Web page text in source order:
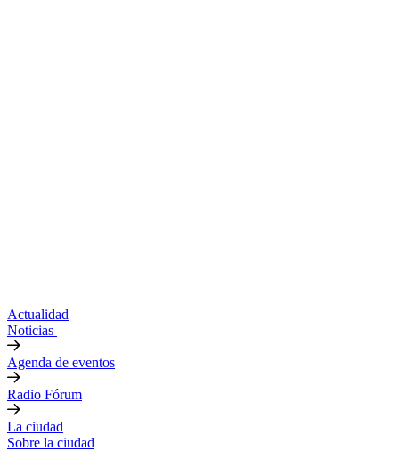
Actualidad
Noticias
Agenda de eventos
Radio Fórum
La ciudad
Sobre la ciudad